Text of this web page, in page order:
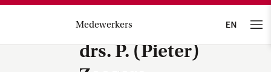
Medewerkers
drs. P. (Pieter)